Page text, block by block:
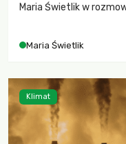
Maria Świetlik w
Maria Świetlik
Klimat